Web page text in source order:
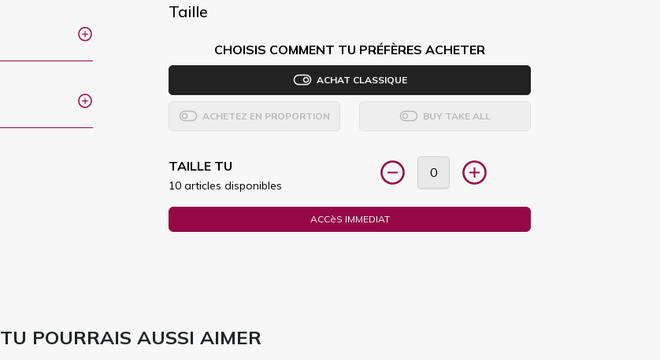
Taille
CHOISIS COMMENT TU PRÉFÈRES ACHETER
ACHAT CLASSIQUE
ACHETEZ EN PROPORTION BUY TAKE ALL
TAILLE TU
10 articles disponibles
ACCèS IMMEDIAT
TU POURRAIS AUSSI AIMER